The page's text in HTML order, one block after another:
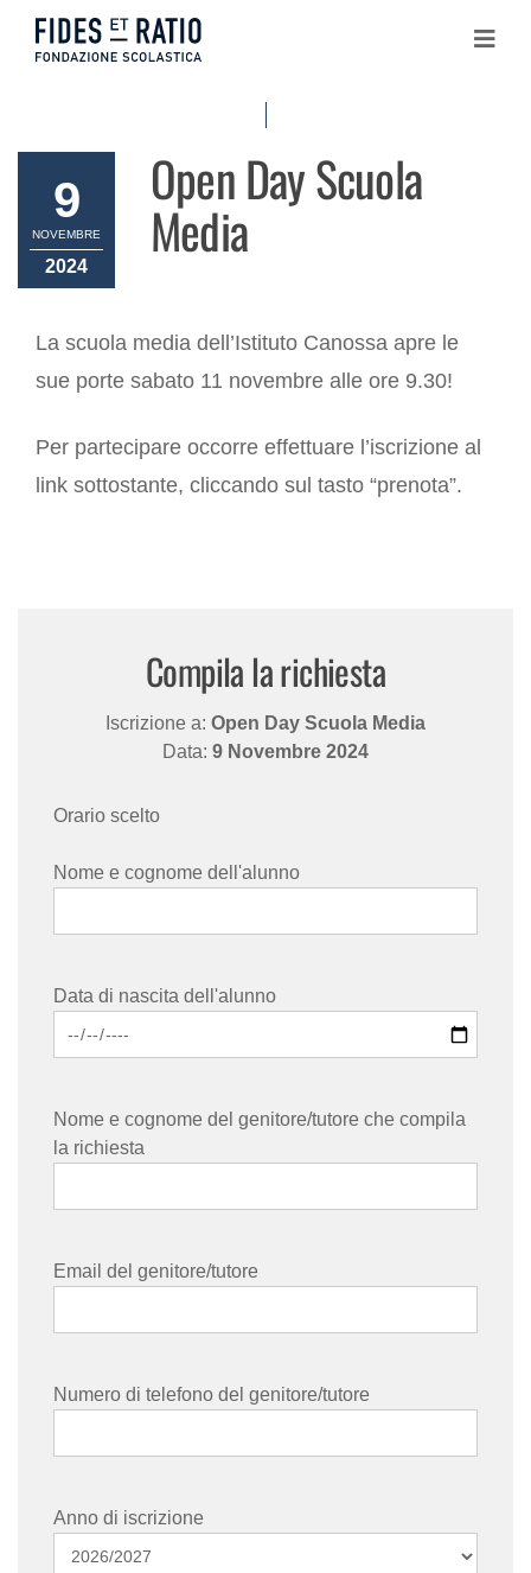
Accedi MY
Cerca
9
NOVEMBRE
2024
Open Day Scuola
Media
La scuola media dell’Istituto Canossa apre le
sue porte sabato 11 novembre alle ore 9.30!
Per partecipare occorre effettuare l’iscrizione al
link sottostante, cliccando sul tasto “prenota”.
Compila la richiesta
Iscrizione a: Open Day Scuola Media
Data: 9 Novembre 2024
Orario scelto
Nome e cognome dell'alunno
Data di nascita dell'alunno
Nome e cognome del genitore/tutore che compila
la richiesta
Email del genitore/tutore
Numero di telefono del genitore/tutore
Anno di iscrizione